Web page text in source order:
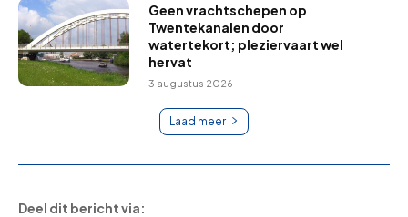
Geen vrachtschepen op
Twentekanalen door
watertekort; pleziervaart wel
hervat
3 augustus 2026
Laad meer
Deel dit bericht via: